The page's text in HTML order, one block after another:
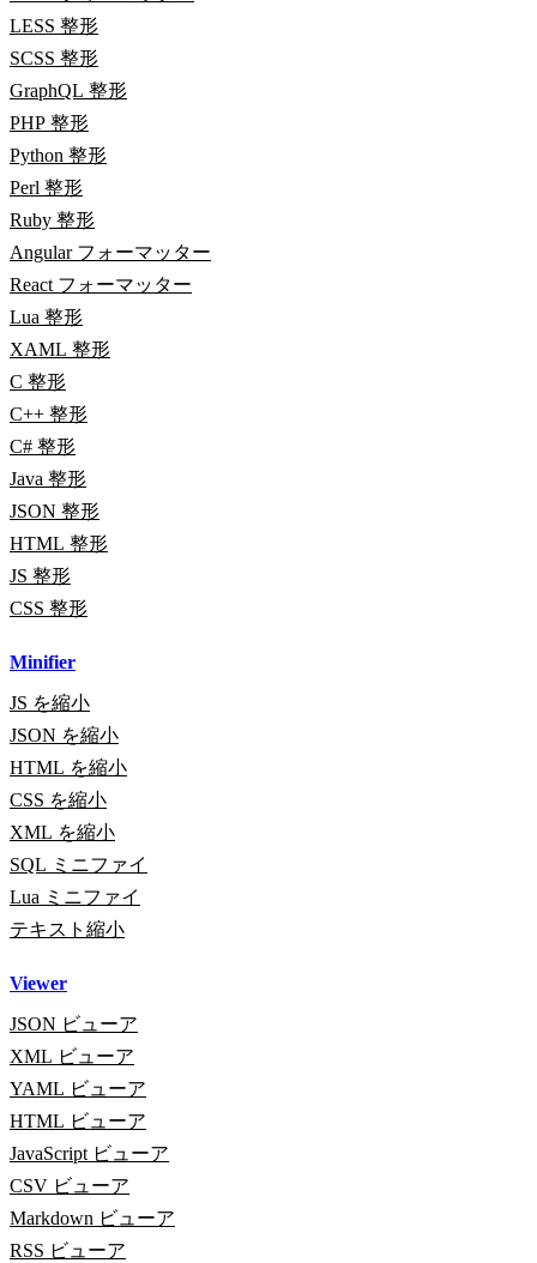
LESS 整形
SCSS 整形
GraphQL 整形
PHP 整形
Python 整形
Perl 整形
Ruby 整形
Angular フォーマッター
React フォーマッター
Lua 整形
XAML 整形
C 整形
C++ 整形
C# 整形
Java 整形
JSON 整形
HTML 整形
JS 整形
CSS 整形
Minifier
JS を縮小
JSON を縮小
HTML を縮小
CSS を縮小
XML を縮小
SQL ミニファイ
Lua ミニファイ
テキスト縮小
Viewer
JSON ビューア
XML ビューア
YAML ビューア
HTML ビューア
JavaScript ビューア
CSV ビューア
Markdown ビューア
RSS ビューア